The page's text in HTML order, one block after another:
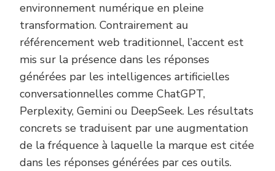
environnement numérique en pleine
transformation. Contrairement au
référencement web traditionnel, l’accent est
mis sur la présence dans les réponses
générées par les intelligences artificielles
conversationnelles comme ChatGPT,
Perplexity, Gemini ou DeepSeek. Les résultats
concrets se traduisent par une augmentation
de la fréquence à laquelle la marque est citée
dans les réponses générées par ces outils.